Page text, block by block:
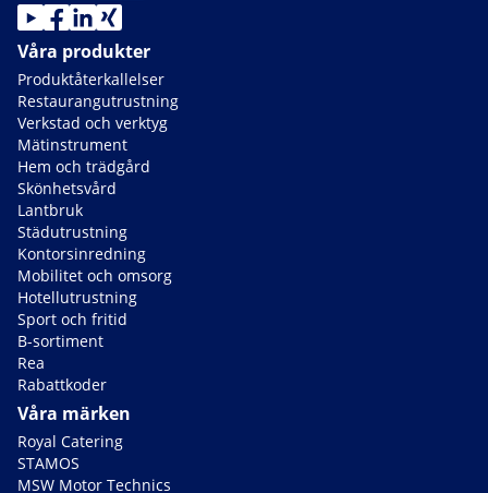
Våra produkter
Produktåterkallelser
Restaurangutrustning
Verkstad och verktyg
Mätinstrument
Hem och trädgård
Skönhetsvård
Lantbruk
Städutrustning
Kontorsinredning
Mobilitet och omsorg
Hotellutrustning
Sport och fritid
B-sortiment
Rea
Rabattkoder
Våra märken
Royal Catering
STAMOS
MSW Motor Technics